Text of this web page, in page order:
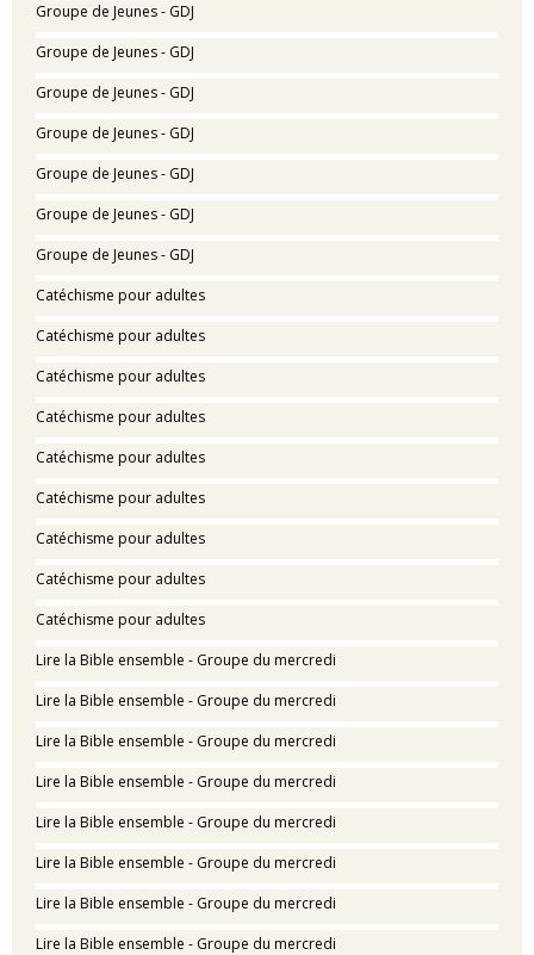
Groupe de Jeunes - GDJ
Groupe de Jeunes - GDJ
Groupe de Jeunes - GDJ
Groupe de Jeunes - GDJ
Groupe de Jeunes - GDJ
Groupe de Jeunes - GDJ
Groupe de Jeunes - GDJ
Catéchisme pour adultes
Catéchisme pour adultes
Catéchisme pour adultes
Catéchisme pour adultes
Catéchisme pour adultes
Catéchisme pour adultes
Catéchisme pour adultes
Catéchisme pour adultes
Catéchisme pour adultes
Lire la Bible ensemble - Groupe du mercredi
Lire la Bible ensemble - Groupe du mercredi
Lire la Bible ensemble - Groupe du mercredi
Lire la Bible ensemble - Groupe du mercredi
Lire la Bible ensemble - Groupe du mercredi
Lire la Bible ensemble - Groupe du mercredi
Lire la Bible ensemble - Groupe du mercredi
Lire la Bible ensemble - Groupe du mercredi